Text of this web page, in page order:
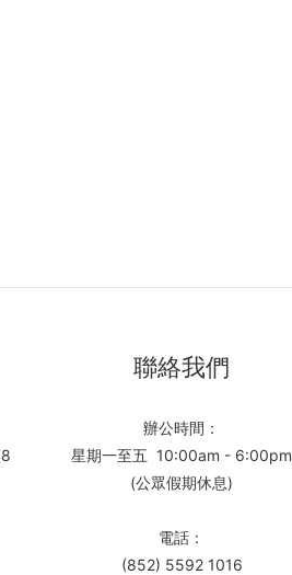
聯絡我們
辦公時間：
星期一至五 10:00am - 6:00pm
(公眾假期休息)
電話：
(852) 5592 1016